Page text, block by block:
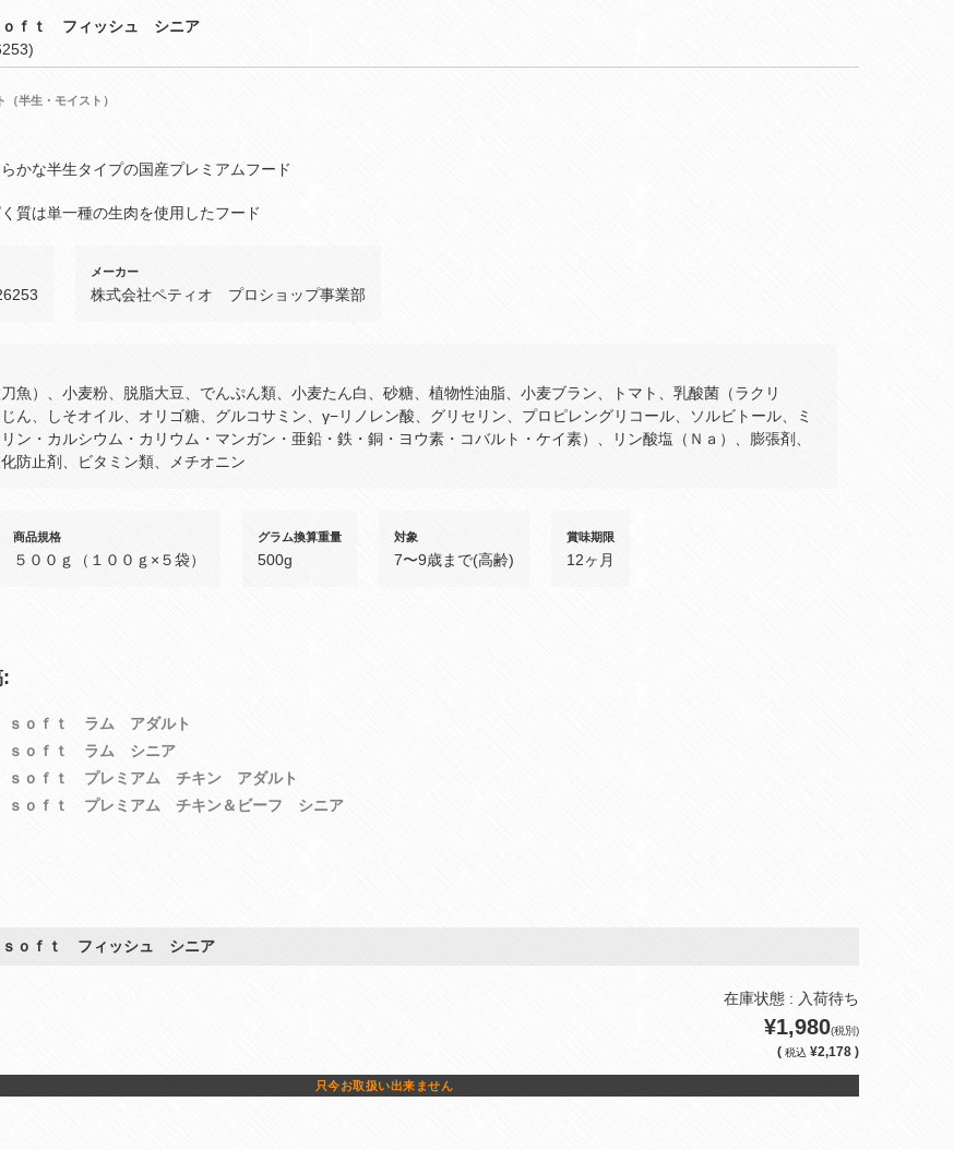
ｆｔ フィッシュ シニア
（半生・モイスト）
かな半生タイプの国産プレミアムフード
質は単一種の生肉を使用したフード
メーカー
株式会社ペティオ プロショップ事業部
魚）、小麦粉、脱脂大豆、でんぷん類、小麦たん白、砂糖、植物性油脂、小麦ブラン、トマト、乳酸菌（ラクリ
ん、しそオイル、オリゴ糖、グルコサミン、γ−リノレン酸、グリセリン、プロピレングリコール、ソルビトール、ミ
ン・カルシウム・カリウム・マンガン・亜鉛・鉄・銅・ヨウ素・コバルト・ケイ素）、リン酸塩（Ｎａ）、膨張剤、
防止剤、ビタミン類、メチオニン
商品規格
５００ｇ（１００ｇ×５袋）
グラム換算重量
500g
対象
7〜9歳まで(高齢)
賞味期限
12ヶ月
:
ｓｏｆｔ ラム アダルト
ｓｏｆｔ ラム シニア
ｓｏｆｔ プレミアム チキン アダルト
ｓｏｆｔ プレミアム チキン＆ビーフ シニア
ｏｆｔ フィッシュ シニア
在庫状態 : 入荷待ち
¥1,980(税別)
( 税込 ¥2,178 )
只今お取扱い出来ません